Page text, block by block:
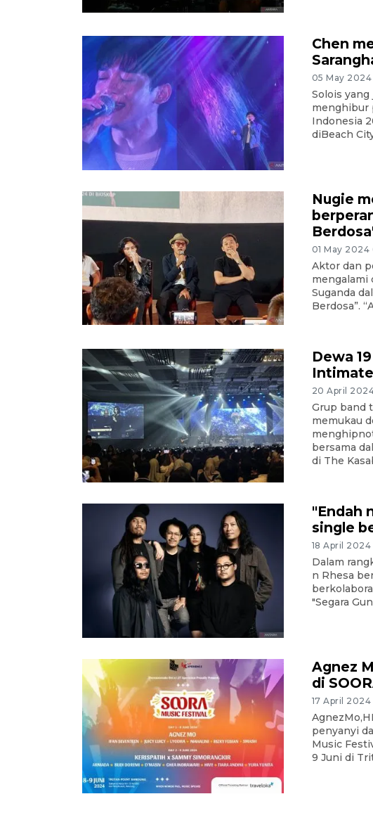
Chen
05 May
Solois yang
menghibur
Indonesia
diBeach
Nugie
01 May
Aktor dan
mengalami
Suganda
Berdosa”.
Dewa
20 April
Grup band
memukau
bersama
di The
"Endah
single
18 April
Dalam
n Rhesa
"Segara
Agnez
di
17 April
penyanyi
Music
9 Juni di